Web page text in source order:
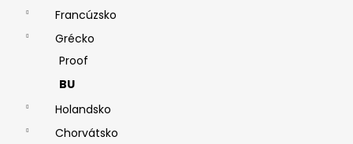
Francúzsko
Grécko
Proof
BU
Holandsko
Chorvátsko